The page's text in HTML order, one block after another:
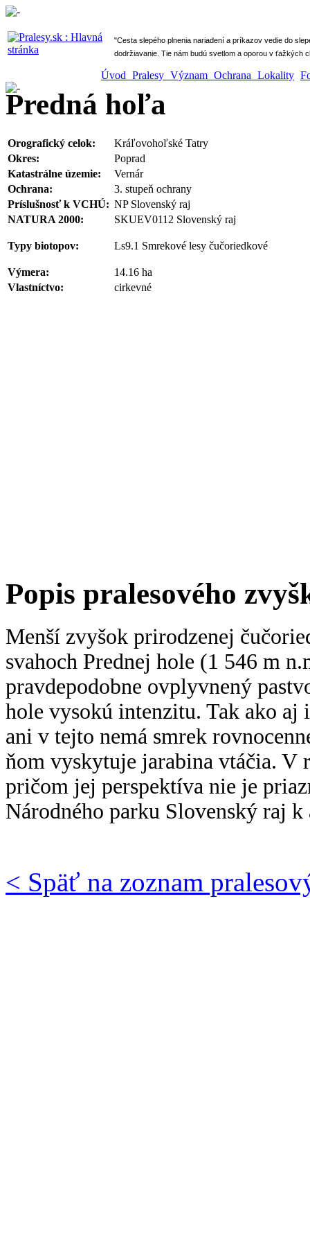
" Cesta slepého plnenia nariadení a príkazov vedie do
dodržiavanie. Tie nám budú svetlom a oporou v ťažkých
Úvod Pralesy Význam Ochrana Lokality
Predná hoľa
Orografický celok:
Kráľovohoľské Tatry
Okres:
Poprad
Katastrálne územie:
Vernár
Ochrana:
3. stupeň ochrany
Príslušnosť k VCHÚ: NP Slovenský raj
NATURA 2000:
SKUEV0112 Slovenský raj
Typy biotopov: Ls9.1 Smrekové lesy čučoriedkové
Výmera:
14.16 ha
Vlastníctvo:
cirkevné
Popis pralesového
Menší zvyšok prirodzenej
svahoch Prednej hole (1 546 m
pravdepodobne ovplyvnený
hole vysokú intenzitu. Tak ako aj
ani v tejto nemá smrek
ňom vyskytuje jarabina vtáčia. V
pričom jej perspektíva nie je
Národného parku Slovenský raj
< Späť na zoznam